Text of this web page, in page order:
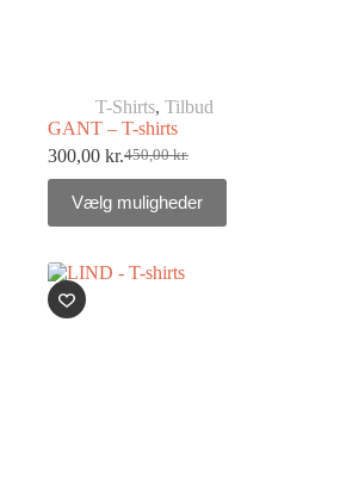
T-Shirts, Tilbud
GANT – T-shirts
450,00kr.
300,00 kr.
Vælg muligheder